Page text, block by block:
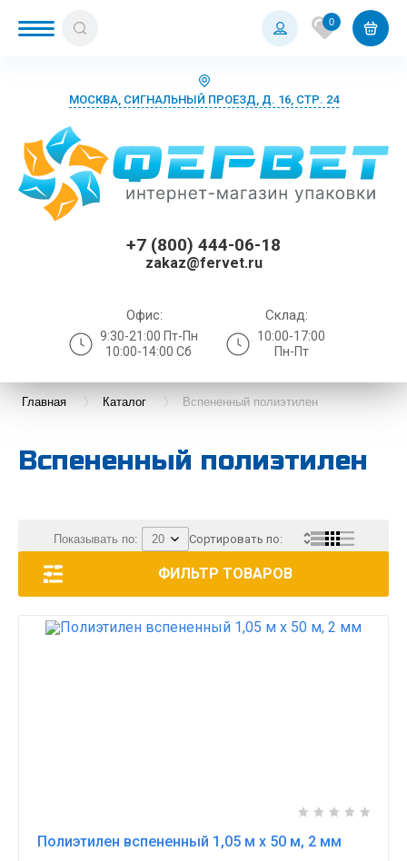
0
МОСКВА, СИГНАЛЬНЫЙ ПРОЕЗД, Д. 16, СТР. 24
+7 (800) 444-06-18
zakaz@fervet.ru
Офис:
9:30-21:00 Пт-Пн
10:00-14:00 Сб
Склад:
10:00-17:00
Пн-Пт
Главная Каталог Вспененный полиэтилен
Вспененный полиэтилен
ФИЛЬТР ТОВАРОВ
Показывать по: Сортировать по:
Полиэтилен вспененный 1,05 м х 50 м, 2 мм